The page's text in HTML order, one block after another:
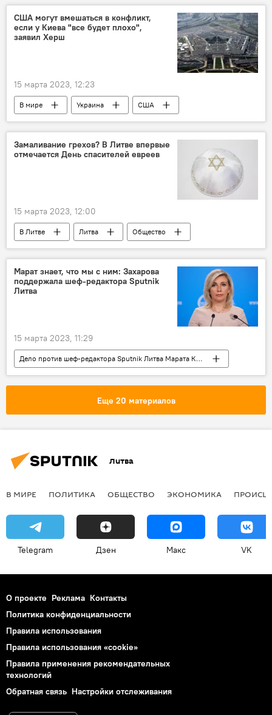
США могут вмешаться в конфликт,
если у Киева "все будет плохо",
заявил Херш
15 марта 2023, 12:23
В мире Украина
США
Россия
Киев
Замаливание грехов? В Литве впервые
отмечается День спасителей евреев
15 марта 2023, 12:00
В Литве Литва
Общество
Еврейская община Литвы
еврейская община
евреи
евреи в Литве
Марат знает, что мы с ним: Захарова
поддержала шеф-редактора Sputnik
Литва
15 марта 2023, 11:29
Дело против шеф-редактора Sputnik Литва Марата Касема в Латвии
Марат Касем
Латвия
Sputnik Литва
журналист
акция
Еще 20 материалов
Литва
В МИРЕ ПОЛИТИКА ОБЩЕСТВО ЭКОНОМИКА
Telegram Дзен Макс VK
О проекте Реклама Контакты
Политика конфиденциальности
Правила использования
Правила использования «cookie»
Правила применения рекомендательных
технологий
Обратная связь Настройки отслеживания